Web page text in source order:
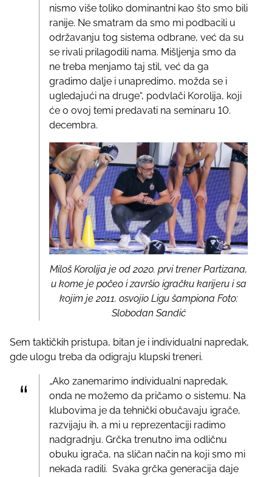
nismo više toliko dominantni kao što smo bili
ranije. Ne smatram da smo mi podbacili u
održavanju tog sistema odbrane, već da su
se rivali prilagodili nama. Mišljenja smo da
ne treba menjamo taj stil, već da ga
gradimo dalje i unapredimo, možda se i
ugledajući na druge“, podvlači Korolija, koji
će o ovoj temi predavati na seminaru 10.
decembra.
Miloš Korolija je od 2020. prvi trener Partizana,
u kome je počeo i završio igračku karijeru i sa
kojim je 2011. osvojio Ligu šampiona Foto:
Slobodan Sandić
Sem taktičkih pristupa, bitan je i individualni napredak,
gde ulogu treba da odigraju klupski treneri.
„Ako zanemarimo individualni napredak,
onda ne možemo da pričamo o sistemu. Na
klubovima je da tehnički obučavaju igrače,
razvijaju ih, a mi u reprezentaciji radimo
nadgradnju. Grčka trenutno ima odličnu
obuku igrača, na sličan način na koji smo mi
nekada radili. Svaka grčka generacija daje